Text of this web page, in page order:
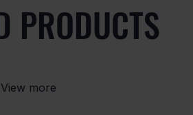
PRODUCTS
View more